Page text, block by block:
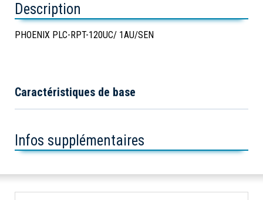
Description
PHOENIX PLC-RPT-120UC/ 1AU/SEN
Caractéristiques de base
Infos supplémentaires